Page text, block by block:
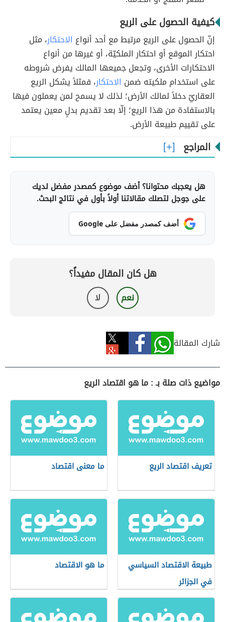
كيفية الحصول على الريع
إنّ الحصول على الريع مرتبط مع أحد أنواع الاحتكار، مثل
احتكار الموقع أو احتكار الملكيّة، أو غيرها من أنواع
الاحتكارات الأخرى، وتجعل جميعها المالك يفرض شروطه
على استخدام ملكيته ضمن الاحتكار، فمثلاً يشكل الريع
العقاريّ دخلاً لمالك الأرض؛ لذلك لا يسمح لمن يعملون فيها
بالاستفادة من هذا الريع؛ إلّا بعد تقديم بدلٍ معين يعتمد
على تقييم طبيعة الأرض.
المراجع
هل يعجبك محتوانا؟ أضف موضوع كمصدر مفضل لديك
على جوجل لتصلك مقالاتنا أولاً بأول في نتائج البحث.
أضف كمصدر مفضل على Google
هل كان المقال مفيداً؟
نعم لا
شارك المقالة
مواضيع ذات صلة بـ : ما هو اقتصاد الريع
تعريف اقتصاد الريع ما معنى اقتصاد
طبيعة الاقتصاد السياسي
في الجزائر
ما هو الاقتصاد